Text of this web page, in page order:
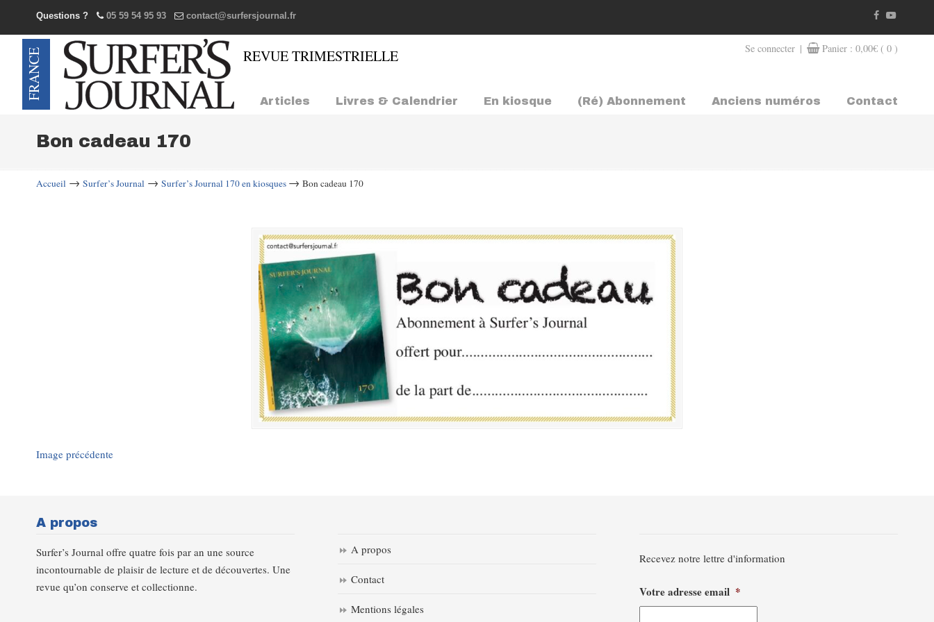
Questions ? 05 59 54 95 93 contact@surfersjournal.fr
Se connecter | Panier : 0,00€ ( 0 )
Articles Livres & Calendrier En kiosque (Ré) Abonnement Anciens numéros Contact
Navigation
Bon cadeau 170
Accueil → Surfer’s Journal → Surfer’s Journal 170 en kiosques → Bon cadeau 170
Image précédente
A propos
Surfer’s Journal offre quatre fois par an une source
incontournable de plaisir de lecture et de découvertes. Une
revue qu’on conserve et collectionne.
A propos
Contact
Mentions légales
Recevez notre lettre d'information
Votre adresse email *